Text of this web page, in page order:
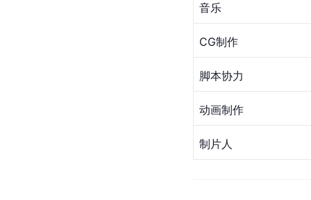
音乐
CG制作
脚本协力
动画制作
制片人